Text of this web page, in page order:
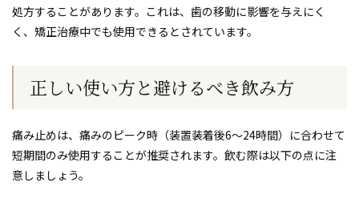
処方することがあります。これは、歯の移動に影響を与えにく
く、矯正治療中でも使用できるとされています。
正しい使い方と避けるべき飲み方
痛み止めは、痛みのピーク時（装置装着後6〜24時間）に合わせて
短期間のみ使用することが推奨されます。飲む際は以下の点に注
意しましょう。